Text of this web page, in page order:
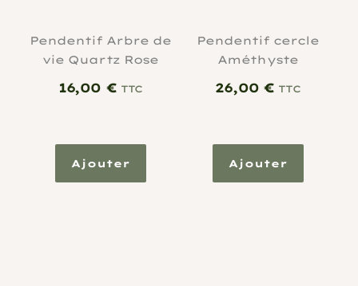
Pendentif Arbre de
vie Quartz Rose
16,00 € TTC
Ajouter
Pendentif cercle
Améthyste
26,00€ TTC
Ajouter